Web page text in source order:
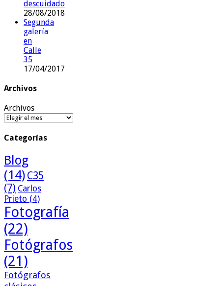
descuidado
28/08/2018
Segunda
galería
en
Calle
35
17/04/2017
Archivos
Archivos
Categorías
Blog
(14) C35
(7) Carlos
Prieto (4)
Fotografía
(22)
Fotógrafos
(21)
Fotógrafos